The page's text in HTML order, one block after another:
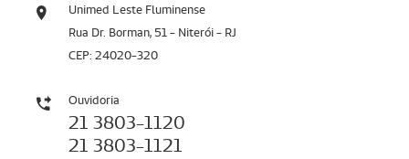
Unimed Leste Fluminense
Rua Dr. Borman, 51 - Niterói - RJ
CEP: 24020-320
Ouvidoria
21 3803-1120
21 3803-1121